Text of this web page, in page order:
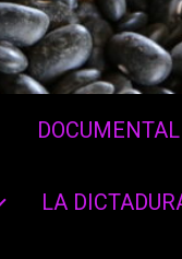
DOCUMENTAL
LA